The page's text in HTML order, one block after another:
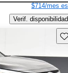
$714/mes
Verif. disponibilidad